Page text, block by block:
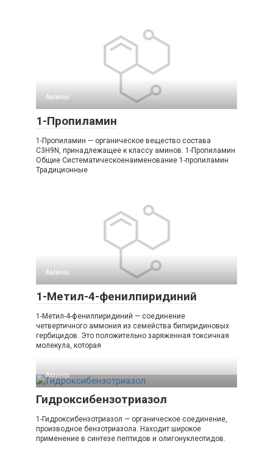
Амины‎
1-Пропиламин
1-Пропиламин — органическое вещество состава
C3H9N, принадлежащее к классу аминов. 1-​Пропиламин
Общие Систематическоенаименование 1-​пропиламин
Традиционные
Амины‎
1-Метил-4-фенилпиридиний
1-Метил-4-фенилпиридиний — соединение
четвертичного аммония из семейства бипиридиновых
гербицидов. Это положительно заряженная токсичная
молекула, которая
Амины‎
Гидроксибензотриазол
1-Гидроксибензотриазол — органическое соединение,
производное бензотриазола. Находит широкое
применение в синтезе пептидов и олигонуклеотидов.